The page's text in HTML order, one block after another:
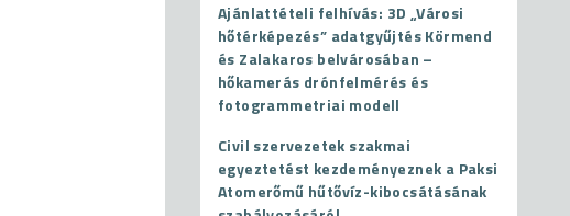
Ajánlattételi felhívás: 3D „Városi
hőtérképezés” adatgyűjtés Körmend
és Zalakaros belvárosában –
hőkamerás drónfelmérés és
fotogrammetriai modell
Civil szervezetek szakmai
egyeztetést kezdeményeznek a Paksi
Atomerőmű hűtővíz-kibocsátásának